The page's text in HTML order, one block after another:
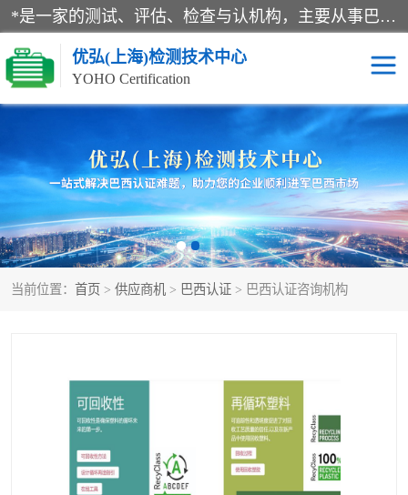
*是一家的测试、评估、检查与认机构，主要从事巴西NR10认证、NR12认证、NR13认证；ANATEL认证、INMTRO认证，欧盟CE认证：MD认证，PED认证，MID认证，ATEX认证，德国蓝色天使认证。
优弘(上海)检测技术中心
YOHO Certification
当前位置： 首页 > 供应商机 > 巴西认证 > 巴西认证咨询机构
RECYCLASS认证 NR10认证
NR12认证 NR13认证
ART认证 巴西NR认证
巴西认证 RETIE认证